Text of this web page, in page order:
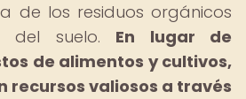
de los residuos orgánicos
del suelo. En lugar de
de alimentos y cultivos,
recursos valiosos a través